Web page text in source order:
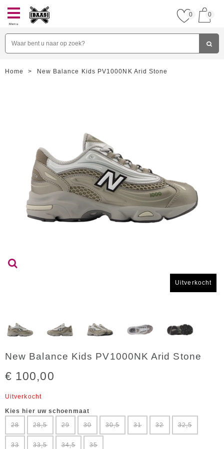
Menu
0 0
Home > New Balance Kids PV1000NK Arid Stone
Uitverkocht
New Balance Kids PV1000NK Arid Stone
€ 100,00
Uitverkocht
Kies hier uw schoenmaat
28
28,5 29 30 30,5 31 32 32,5
33 33,5 34,5 35